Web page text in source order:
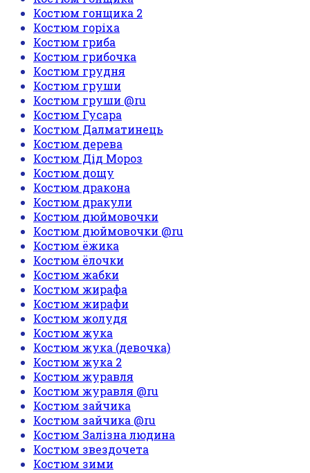
Костюм гонщика 2
Костюм горіха
Костюм гриба
Костюм грибочка
Костюм грудня
Костюм груши
Костюм груши @ru
Костюм Гусара
Костюм Далматинець
Костюм дерева
Костюм Дід Мороз
Костюм дощу
Костюм дракона
Костюм дракули
Костюм дюймовочки
Костюм дюймовочки @ru
Костюм ёжика
Костюм ёлочки
Костюм жабки
Костюм жирафа
Костюм жирафи
Костюм жолудя
Костюм жука
Костюм жука (девочка)
Костюм жука 2
Костюм журавля
Костюм журавля @ru
Костюм зайчика
Костюм зайчика @ru
Костюм Залізна людина
Костюм звездочета
Костюм зими